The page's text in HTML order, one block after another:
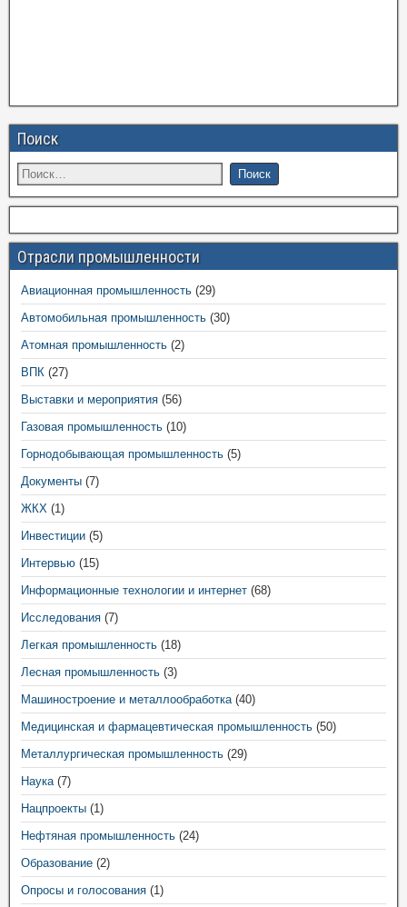
Поиск
Отрасли промышленности
Авиационная промышленность (29)
Автомобильная промышленность (30)
Атомная промышленность (2)
ВПК (27)
Выставки и мероприятия (56)
Газовая промышленность (10)
Горнодобывающая промышленность (5)
Документы (7)
ЖКХ (1)
Инвестиции (5)
Интервью (15)
Информационные технологии и интернет (68)
Исследования (7)
Легкая промышленность (18)
Лесная промышленность (3)
Машиностроение и металлообработка(40)
Медицинская и фармацевтическая промышленность (50)
Металлургическая промышленность (29)
Наука(7)
Нацпроекты (1)
Нефтяная промышленность (24)
Образование (2)
Опросы и голосования (1)